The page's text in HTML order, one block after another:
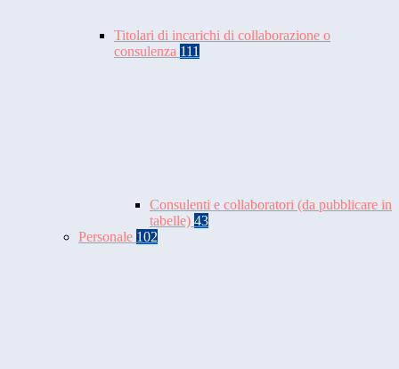
Titolari di incarichi di collaborazione o
consulenza 111
Consulenti e collaboratori (da pubblicare in
tabelle) 43
Personale 102